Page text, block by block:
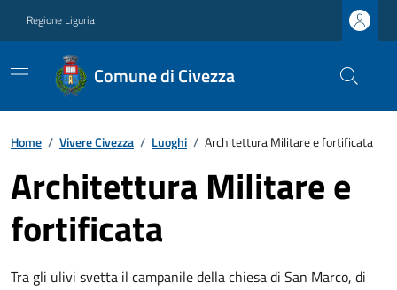
Regione Liguria
Comune di Civezza
Home / Vivere Civezza / Luoghi / Architettura Militare e fortificata
Architettura Militare e
fortificata
Tra gli ulivi svetta il campanile della chiesa di San Marco, di